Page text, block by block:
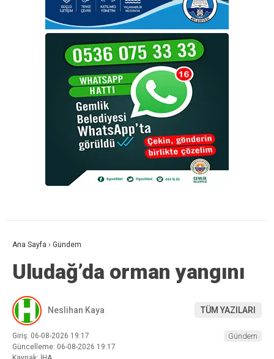
Ana Sayfa › Gündem
Uludağ’da orman yangını
Neslihan Kaya TÜM YAZILARI
Giriş: 06-08-2026 19:17
Güncelleme: 06-08-2026 19:17
Gündem